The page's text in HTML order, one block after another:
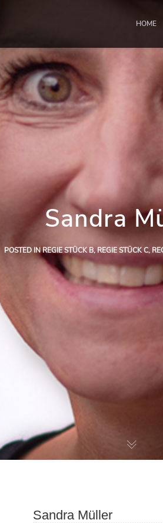
HOME
Sandra
POSTED INREGIE STÜCK B,REGIE STÜCK C,
Sandra Müller